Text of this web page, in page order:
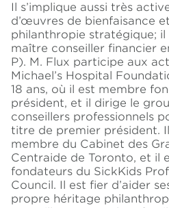
Il s’implique aussi très
d’œuvres de bienfaisance
philanthropie stratégique;
maître conseiller financier
P). M. Flux participe aux
Michael’s Hospital
18 ans, où il est membre
président, et il dirige le
conseillers professionnels
titre de premier président.
membre du Cabinet des
Centraide de Toronto, et il
fondateurs du SickKids
Council. Il est fier d’aider
propre héritage